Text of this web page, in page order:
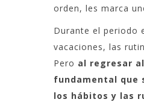
orden, les marca
Durante el periodo
vacaciones, las
Pero al regresar
fundamental que
los hábitos y las